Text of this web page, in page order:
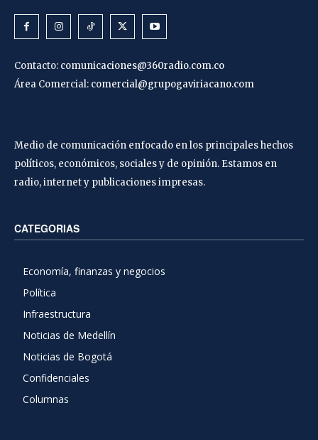
Contacto: comunicaciones@360radio.com.co
Área Comercial: comercial@grupogaviriacano.com
Medio de comunicación enfocado en los principales hechos
políticos, económicos, sociales y de opinión. Estamos en
radio, internet y publicaciones impresas.
CATEGORIAS
Economía, finanzas y negocios
Política
Infraestructura
Noticias de Medellín
Noticias de Bogotá
Confidenciales
Columnas